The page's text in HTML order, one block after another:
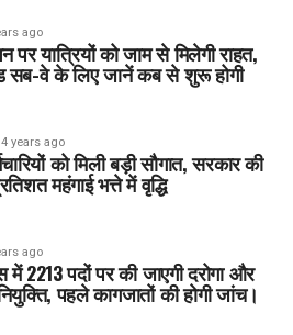
ago
पर यात्रियों को जाम से मिलेगी राहत,
सब-वे के लिए जानें कब से शुरू होगी
4 years ago
को मिली बड़ी सौगात, सरकार की
महंगाई भत्ते में वृद्धि
ago
में 2213 पदों पर की जाएगी दरोगा और
पहले कागजातों की होगी जांच।